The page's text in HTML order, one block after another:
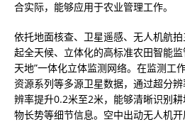
合实际，能够应用于农业管理工作。
依托地面核查、卫星遥感、无人机航
起全天候、立体化的高标准农田智能
天地”一体化立体监测网络。在监测工
资源系列等多源卫星数据，通过超分
辨率提升0.2米至2米，能够清晰识别
物长势等细节信息。空中出动无人机